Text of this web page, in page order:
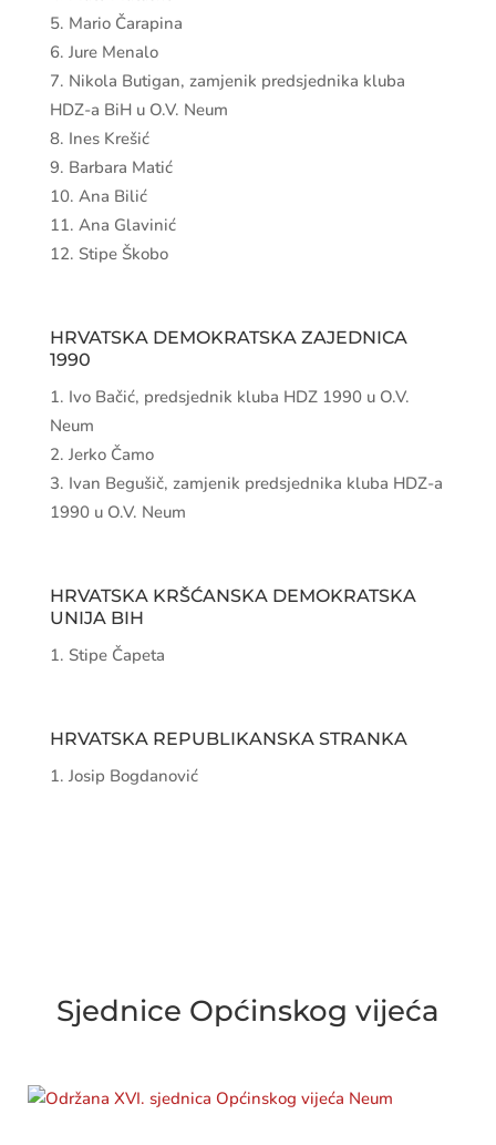
Mario Čarapina
Jure Menalo
Nikola Butigan, zamjenik predsjednika kluba
HDZ-a BiH u O.V. Neum
Ines Krešić
Barbara Matić
Ana Bilić
Ana Glavinić
Stipe Škobo
HRVATSKA DEMOKRATSKA ZAJEDNICA
1990
Ivo Bačić, predsjednik kluba HDZ 1990 u O.V.
Neum
Jerko Čamo
Ivan Begušič, zamjenik predsjednika kluba HDZ-a
1990 u O.V. Neum
HRVATSKA KRŠĆANSKA DEMOKRATSKA
UNIJA BIH
Stipe Čapeta
HRVATSKA REPUBLIKANSKA STRANKA
Josip Bogdanović
Sjednice Općinskog vijeća